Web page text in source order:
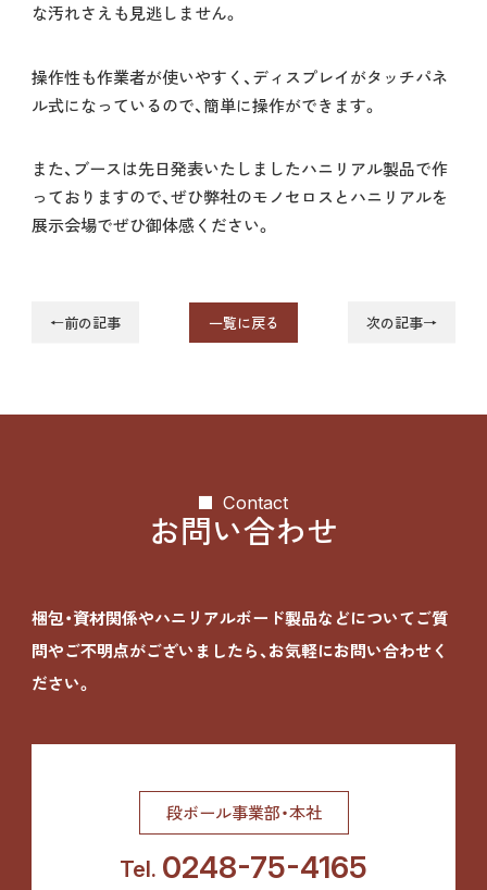
な汚れさえも見逃しません。
操作性も作業者が使いやすく、ディスプレイがタッチパネ
ル式になっているので、簡単に操作ができます。
また、ブースは先日発表いたしましたハニリアル製品で作
っておりますので、ぜひ弊社のモノセロスとハニリアルを
展示会場でぜひ御体感ください。
←前の記事 一覧に戻る 次の記事→
Contact
お問い合わせ
梱包・資材関係やハニリアルボード製品などについてご質
問やご不明点がございましたら、お気軽にお問い合わせく
ださい。
段ボール事業部・本社
Tel. 0248-75-4165